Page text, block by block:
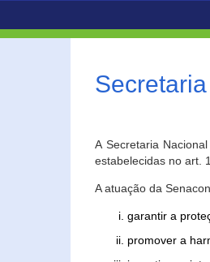
A Secretaria
estabelecidas no art.
A atuação da
garantir a
promover a